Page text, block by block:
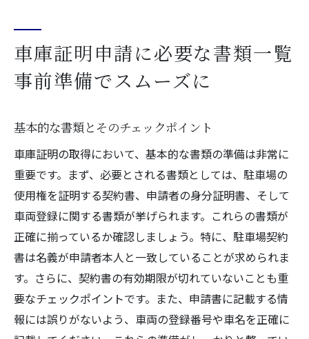
車庫証明申請に必要な書類一覧
事前準備でスムーズに
基本的な書類とそのチェックポイント
車庫証明の取得において、基本的な書類の準備は非常に
重要です。まず、必要とされる書類としては、駐車場の
使用権を証明する契約書、申請者の身分証明書、そして
車両登録に関する書類が挙げられます。これらの書類が
正確に揃っているか確認しましょう。特に、駐車場契約
書は名義が申請者本人と一致していることが求められま
す。さらに、契約書の有効期限が切れていないことも重
要なチェックポイントです。また、申請書に記載する情
報には誤りがないよう、車両の登録番号や車名を正確に